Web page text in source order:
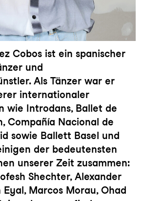
Cobos ist ein spanischer
und
Als Tänzer war er
internationaler
wie Introdans, Ballet de
Compañía Nacional de
sowie Ballett Basel und
der bedeutensten
unserer Zeit zusammen:
Shechter, Alexander
Eyal, Marcos Morau, Ohad